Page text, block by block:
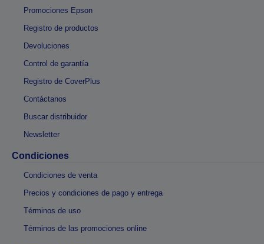
Promociones Epson
Registro de productos
Devoluciones
Control de garantía
Registro de CoverPlus
Contáctanos
Buscar distribuidor
Newsletter
Condiciones
Condiciones de venta
Precios y condiciones de pago y entrega
Términos de uso
Términos de las promociones online